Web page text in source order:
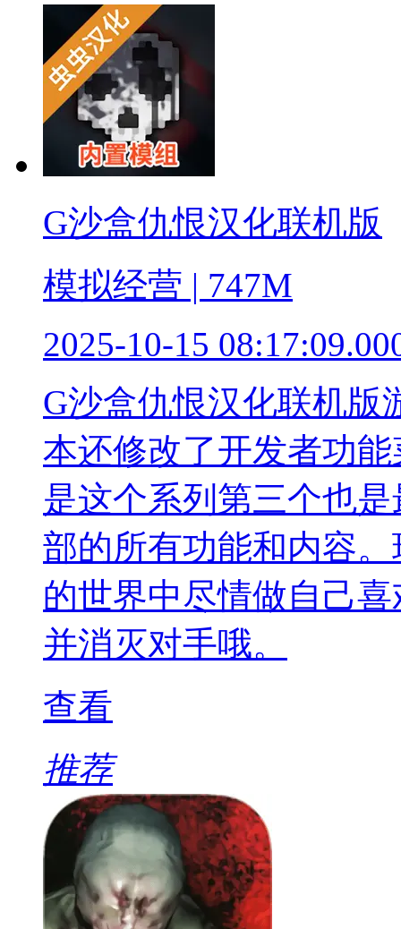
G沙盒仇恨汉化联机版
模拟经营 | 747M
2025-10-15
G沙盒仇恨汉化联机版
本还修改了开发者功
是这个系列第三个也
部的所有功能和内容
的世界中尽情做自己
并消灭对手哦。
查看
推荐